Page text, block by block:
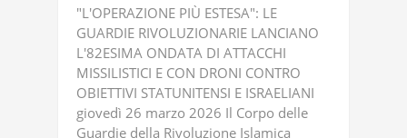
"L'OPERAZIONE PIÙ ESTESA": LE
GUARDIE RIVOLUZIONARIE LANCIANO
L'82ESIMA ONDATA DI ATTACCHI
MISSILISTICI E CON DRONI CONTRO
OBIETTIVI STATUNITENSI E ISRAELIANI
giovedì 26 marzo 2026 Il Corpo delle
Guardie della Rivoluzione Islamica